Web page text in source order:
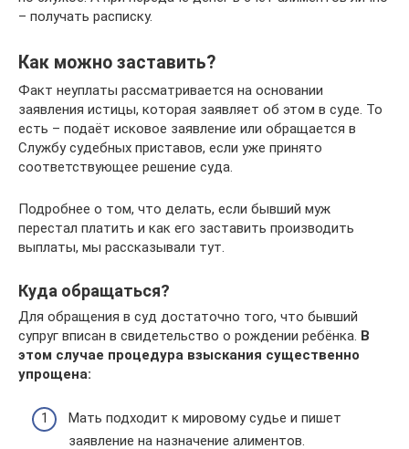
– получать расписку.
Как можно заставить?
Факт неуплаты рассматривается на основании
заявления истицы, которая заявляет об этом в суде. То
есть – подаёт исковое заявление или обращается в
Службу судебных приставов, если уже принято
соответствующее решение суда.
Подробнее о том, что делать, если бывший муж
перестал платить и как его заставить производить
выплаты, мы рассказывали тут.
Куда обращаться?
Для обращения в суд достаточно того, что бывший
супруг вписан в свидетельство о рождении ребёнка. В
этом случае процедура взыскания существенно
упрощена:
Мать подходит к мировому судье и пишет
заявление на назначение алиментов.